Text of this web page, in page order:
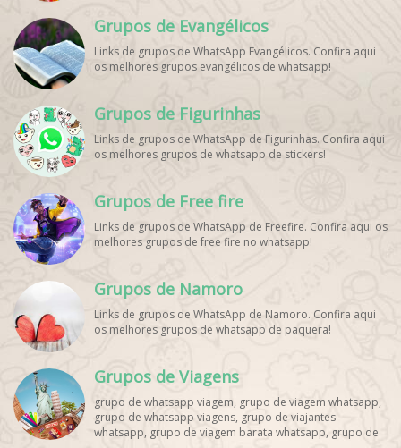
WhatsApp Esporte, Grupo WhatsApp Futebol, Link Grupo
Palpites Futebol WhatsApp, Grupo WhatsApp NBA,
Grupos de Evangélicos
Links de grupos de WhatsApp Evangélicos. Confira aqui
os melhores grupos evangélicos de whatsapp!
Grupos de Figurinhas
Links de grupos de WhatsApp de Figurinhas. Confira aqui
os melhores grupos de whatsapp de stickers!
Grupos de Free fire
Links de grupos de WhatsApp de Freefire. Confira aqui os
melhores grupos de free fire no whatsapp!
Grupos de Namoro
Links de grupos de WhatsApp de Namoro. Confira aqui
os melhores grupos de whatsapp de paquera!
Grupos de Viagens
grupo de whatsapp viagem, grupo de viagem whatsapp,
grupo de whatsapp viagens, grupo de viajantes
whatsapp, grupo de viagem barata whatsapp, grupo de